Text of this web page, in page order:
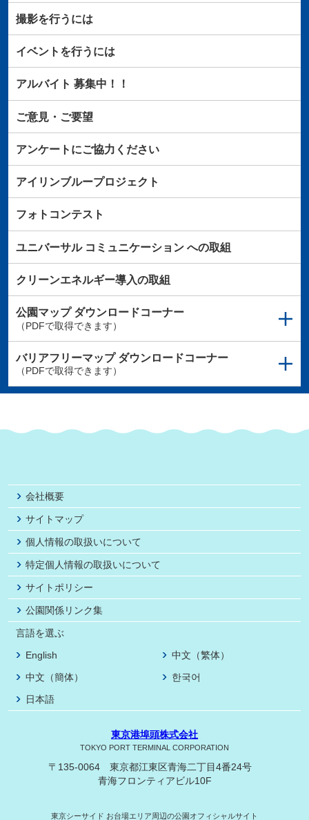
撮影を行うには
イベントを行うには
アルバイト 募集中！！
ご意見・ご要望
アンケートにご協力ください
アイリンブループロジェクト
フォトコンテスト
ユニバーサルコミュニケーションへの取組
クリーンエネルギー導入の取組
公園マップダウンロードコーナー
（PDFで取得できます）
バリアフリーマップダウンロードコーナー
（PDFで取得できます）
会社概要
サイトマップ
個人情報の取扱いについて
特定個人情報の取扱いについて
サイトポリシー
公園関係リンク集
言語を選ぶ
English
中文（繁体）
中文（簡体）
한국어
日本語
東京港埠頭株式会社
TOKYO PORT TERMINAL CORPORATION
〒135-0064 東京都江東区青海二丁目4番24号
青海フロンティアビル10F
東京シーサイド お台場エリア周辺の公園オフィシャルサイト